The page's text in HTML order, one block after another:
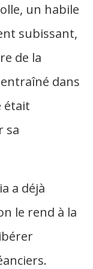
un habile
subissant,
de la
dans
était
sa
a déjà
le rend à la